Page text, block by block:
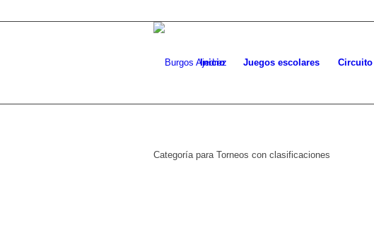
Inicio Juegos escolares
Categoría para Torneos con clasificaciones